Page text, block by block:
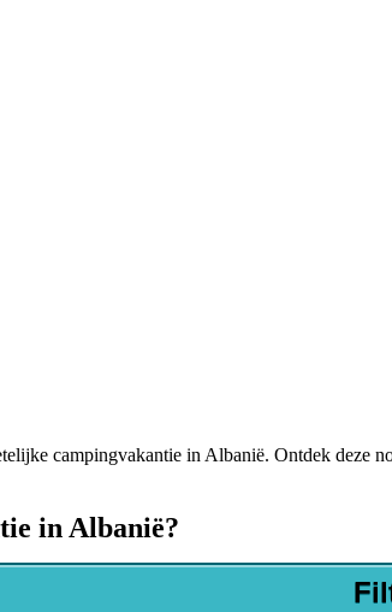
campingvakantie in Albanië. Ontdek deze
in Albanië?
avontuur en ontdekking. Vergeet
je verzekerd van comfortabele